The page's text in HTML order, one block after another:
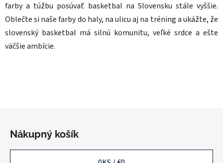
farby a túžbu posúvať basketbal na Slovensku stále vyššie.
Oblečte si naše farby do haly, na ulicu aj na tréning a ukážte, že
slovenský basketbal má silnú komunitu, veľké srdce a ešte
väčšie ambície.
Nákupný košík